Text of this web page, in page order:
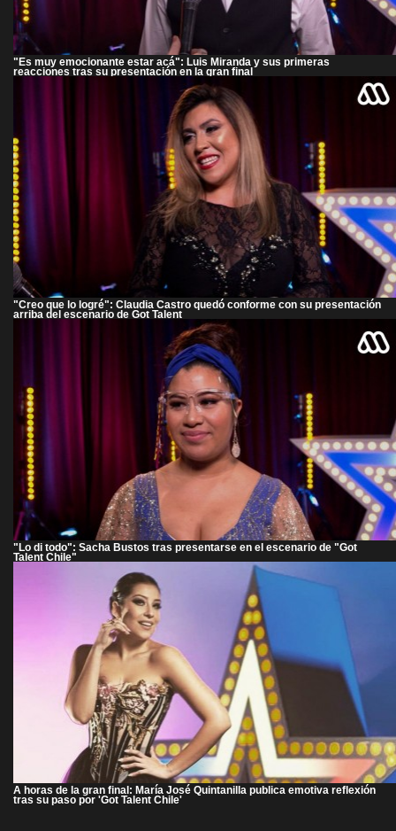
"Es muy emocionante estar acá": Luis Miranda y sus primeras
reacciones tras su presentación en la gran final
"Creo que lo logré": Claudia Castro quedó conforme con su presentación
arriba del escenario de Got Talent
"Lo di todo": Sacha Bustos tras presentarse en el escenario de "Got
Talent Chile"
A horas de la gran final: María José Quintanilla publica emotiva reflexión
tras su paso por 'Got Talent Chile'